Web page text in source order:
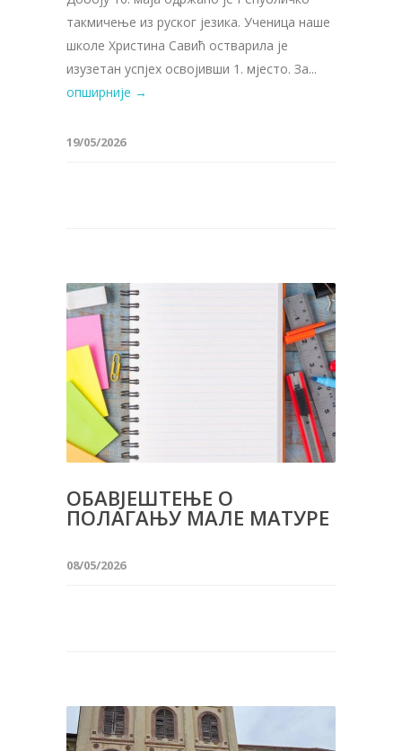
такмичење из руског језика. Ученица наше
школе Христина Савић остварила је
изузетан успјех освојивши 1. мјесто. За...
опширније →
19/05/2026
ОБАВЈЕШТЕЊЕ О
ПОЛАГАЊУ МАЛЕ МАТУРЕ
08/05/2026